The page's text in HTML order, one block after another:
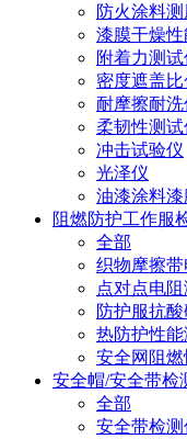
防火涂料
漆膜干燥
附着力测试
密度遮盖
耐摩擦耐洗
柔韧性测试
冲击试验仪
光泽仪
油漆涂料漆
阻燃防护工作服
全部
织物摩擦
点对点电
防护服抗
热防护性能
安全网阻
安全帽/安全带检
全部
安全带检测